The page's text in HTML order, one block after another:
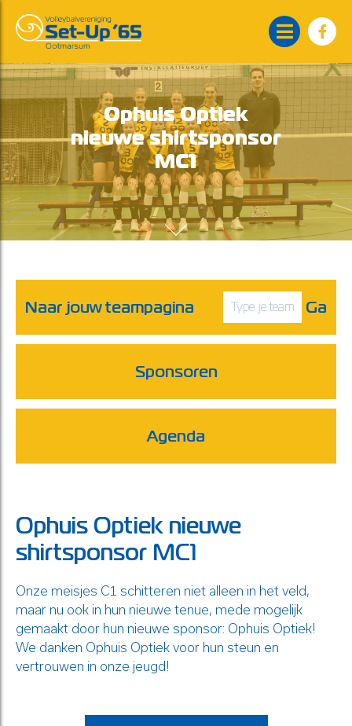
Ophuis Optiek
nieuwe shirtsponsor
MC1
Naar jouw teampagina Ga
Sponsoren
Agenda
Ophuis Optiek nieuwe
shirtsponsor MC1
Onze meisjes C1 schitteren niet alleen in het veld,
maar nu ook in hun nieuwe tenue, mede mogelijk
gemaakt door hun nieuwe sponsor: Ophuis Optiek!
We danken Ophuis Optiek voor hun steun en
vertrouwen in onze jeugd!